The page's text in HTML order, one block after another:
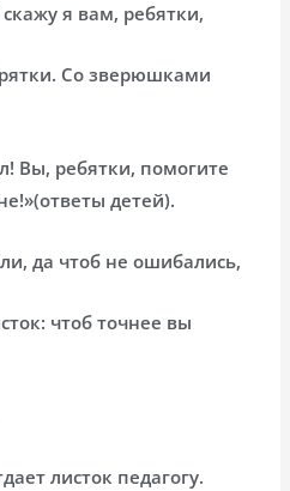
я вам, ребятки,
Со зверюшками
Вы, ребятки, помогите
детей).
да чтоб не ошибались,
чтоб точнее вы
листок педагогу.